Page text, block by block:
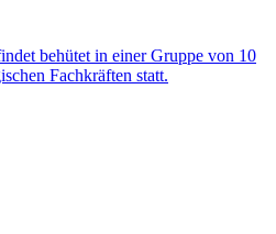
behütet in einer Gruppe von 10
Fachkräften statt.